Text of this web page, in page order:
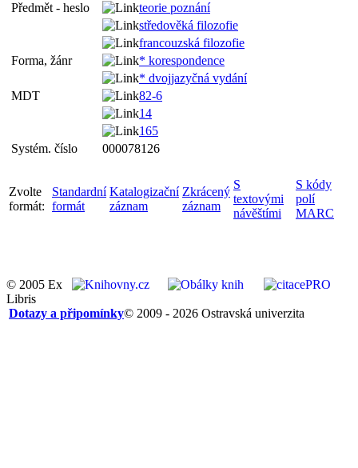
Předmět - heslo
teorie poznání
středověká filozofie
francouzská filozofie
Forma, žánr
* korespondence
* dvojjazyčná vydání
MDT
82-6
14
165
Systém. číslo
000078126
Zvolte
formát:
Standardní
formát
Katalogizační
záznam
Zkrácený
záznam
S
textovými
návěštími
S kódy
polí
MARC
© 2005 Ex
Libris
© 2009 - 2026 Ostravská univerzita
Dotazy a připomínky